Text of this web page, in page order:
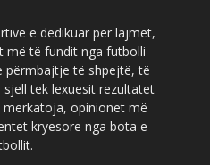
e dedikuar për lajmet,
më të fundit nga futbolli
përmbajtje të shpejtë, të
tek lexuesit rezultatet
opinionet më
kryesore nga bota e